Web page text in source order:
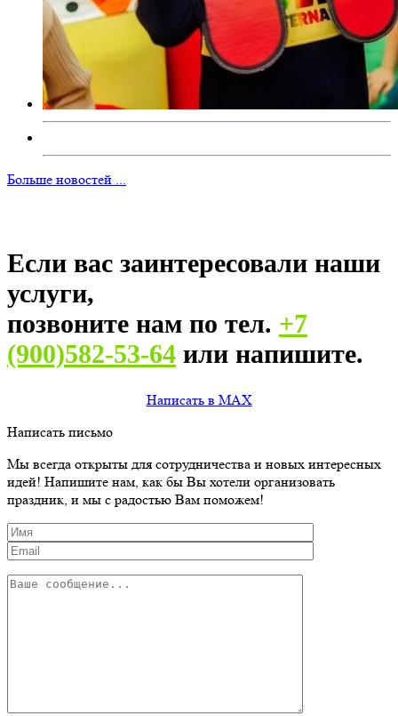
Больше новостей ...
Если вас заинтересовали наши
услуги,
позвоните нам по тел. +7
(900)582-53-64 или напишите.
Написать в MAX
Написать письмо
Мы всегда открыты для сотрудничества и новых интересных
идей! Напишите нам, как бы Вы хотели организовать
праздник, и мы с радостью Вам поможем!